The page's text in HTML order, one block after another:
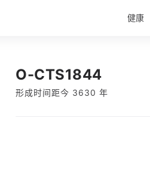
健康
O-CTS1844
形成时间距今 3630 年